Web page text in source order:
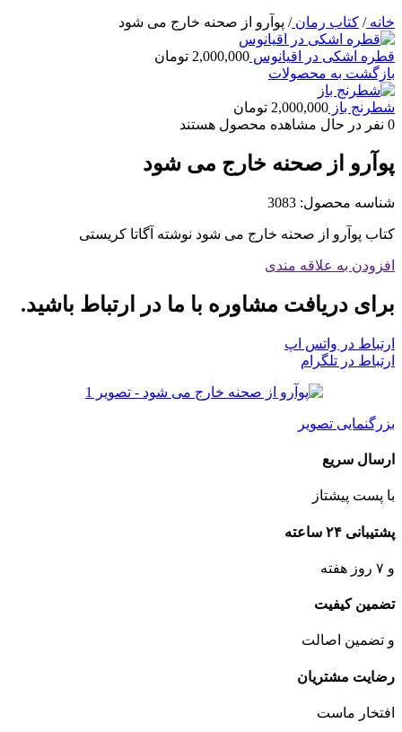
خانه/ کتاب رمان/ پوآرو از صحنه خارج می شود
قطره اشکی در اقیانوس 2,000,000 تومان
بازگشت به محصولات
شطرنج باز 2,000,000 تومان
0 نفر در حال مشاهده محصول هستند
پوآرو از صحنه خارج می شود
شناسه محصول: 3083
کتاب پوآرو از صحنه خارج می شود نوشته آگاتا کریستی
افزودن به علاقه مندی
برای دریافت مشاوره با ما در ارتباط باشید.
ارتباط در واتس اپ
ارتباط در تلگرام
بزرگنمایی تصویر
ارسال سریع
با پست پیشتاز
پشتیبانی ۲۴ ساعته
و ۷ روز هفته
تضمین کیفیت
و تضمین اصالت
رضایت مشتریان
افتخار ماست